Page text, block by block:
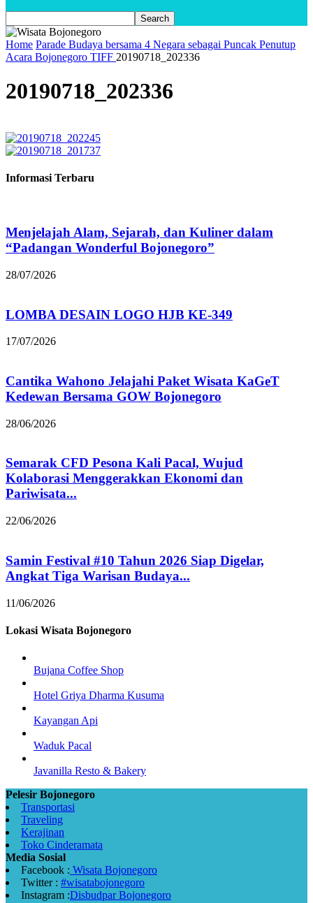
Home Parade Budaya bersama 4 Negara sebagai Puncak Penutup
Acara Bojonegoro TIFF 20190718_202336
20190718_202336
Informasi Terbaru
Menjelajah Alam, Sejarah, dan Kuliner dalam
“Padangan Wonderful Bojonegoro”
28/07/2026
LOMBA DESAIN LOGO HJB KE-349
17/07/2026
Cantika Wahono Jelajahi Paket Wisata KaGeT
Kedewan Bersama GOW Bojonegoro
28/06/2026
Semarak CFD Pesona Kali Pacal, Wujud
Kolaborasi Menggerakkan Ekonomi dan
Pariwisata...
22/06/2026
Samin Festival #10 Tahun 2026 Siap Digelar,
Angkat Tiga Warisan Budaya...
11/06/2026
Lokasi Wisata Bojonegoro
Bujana Coffee Shop
Hotel Griya Dharma Kusuma
Kayangan Api
Waduk Pacal
Javanilla Resto & Bakery
Pelesir Bojonegoro
Transportasi
Traveling
Kerajinan
Toko Cinderamata
Media Sosial
Facebook : Wisata Bojonegoro
Twitter : #wisatabojonegoro
Instagram :Disbudpar Bojonegoro